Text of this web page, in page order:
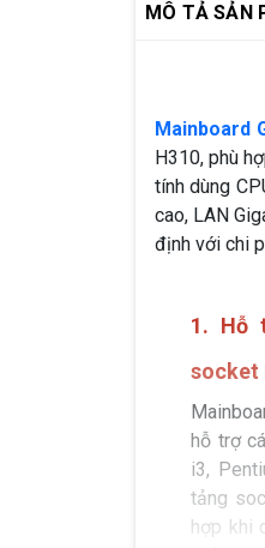
MÔ TẢ SẢN
Mainboard
H310, phù
tính dùng
cao, LAN
định với chi
1. Hỗ
socket
hỗ trợ
i3,
tảng
hợp khi